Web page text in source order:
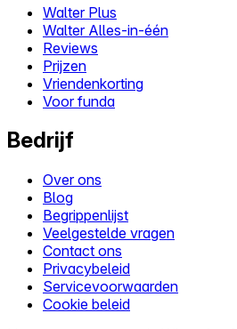
Walter Plus
Walter Alles-in-één
Reviews
Prijzen
Vriendenkorting
Voor funda
Bedrijf
Over ons
Blog
Begrippenlijst
Veelgestelde vragen
Contact ons
Privacybeleid
Servicevoorwaarden
Cookie beleid